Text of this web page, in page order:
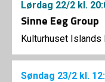
Lørdag 22/2 kl.
Sinne Eeg Group
Kulturhuset Islands
Søndag 23/2 kl.